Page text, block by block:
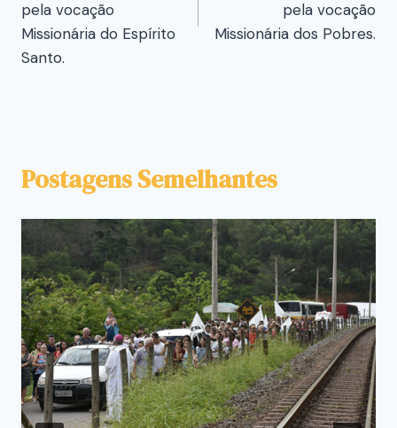
pela vocação
Missionária do Espírito
Santo.
pela vocação
Missionária dos Pobres.
Postagens Semelhantes